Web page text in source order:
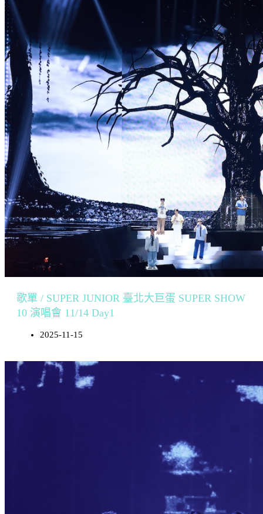
歌單 / SUPER JUNIOR 臺北大巨蛋 SUPER SHOW
10 演唱會 11/14 Day1
2025-11-15